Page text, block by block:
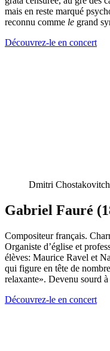
mais en reste marqué
reconnu comme le grand
Découvrez-le en concert
Dmitri Chostakovitch
Gabriel Fauré
Compositeur français.
Organiste d’église et
élèves: Maurice Ravel et
qui figure en tête de
relaxante». Devenu sourd
Découvrez-le en concert